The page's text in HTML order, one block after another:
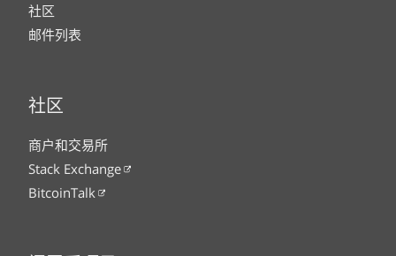
社区
邮件列表
社区
商户和交易所
Stack Exchange
BitcoinTalk